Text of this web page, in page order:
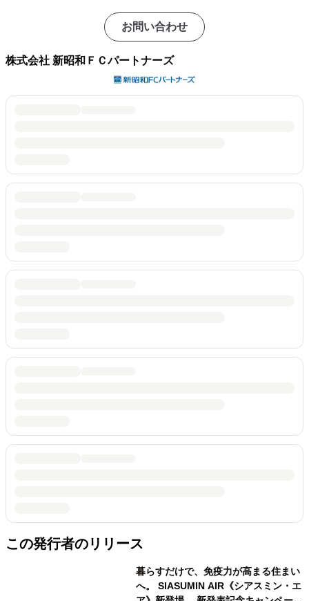
お問い合わせ
株式会社 新昭和ＦＣパートナーズ
この発行者のリリース
暮らすだけで、免疫力が高まる住まい
へ。 SIASUMIN AIR《シアスミン・エ